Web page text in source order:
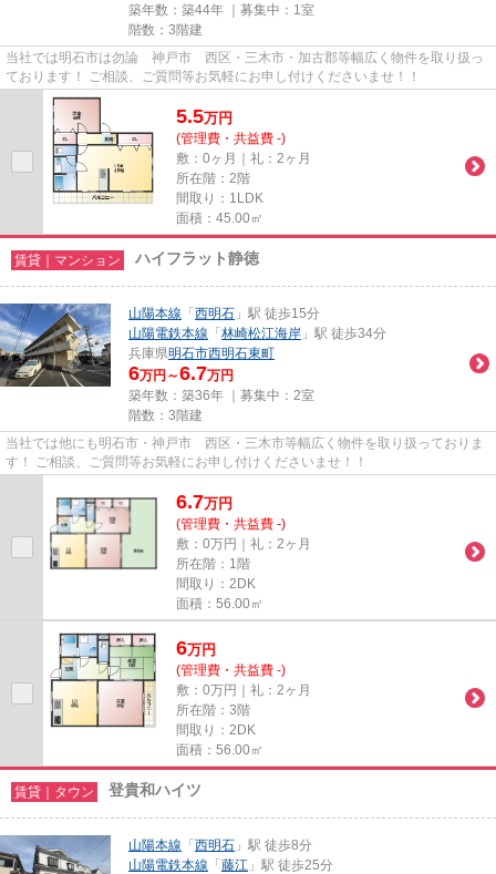
築年数：築44年 ｜募集中： 1室
階数：3階建
当社では明石市は勿論 神戸市 西区・三木市・加古郡等幅広く物件を取り扱っ
ております！ ご相談、ご質問等お気軽にお申し付けくださいませ！！
5.5万円
(管理費・共益費 -)
敷：0ヶ月｜礼：2ヶ月
所在階：2階
間取り：1LDK
面積：45.00㎡
賃貸｜マンション ハイフラット静徳
山陽本線 「 西明石 」駅 徒歩15分
山陽電鉄本線 「 林崎松江海岸 」駅 徒歩34分
兵庫県明石市西明石東町
6万円～6.7万円
築年数：築36年 ｜募集中： 2室
階数：3階建
当社では他にも明石市・神戸市 西区・三木市等幅広く物件を取り扱っておりま
す！ ご相談、ご質問等お気軽にお申し付けくださいませ！！
6.7万円
(管理費・共益費 -)
敷：0万円｜礼：2ヶ月
所在階：1階
間取り：2DK
面積：56.00㎡
6万円
(管理費・共益費 -)
敷：0万円｜礼：2ヶ月
所在階：3階
間取り：2DK
面積：56.00㎡
賃貸｜タウン 登貴和ハイツ
山陽本線 「 西明石 」駅 徒歩8分
山陽電鉄本線 「 藤江 」駅 徒歩25分